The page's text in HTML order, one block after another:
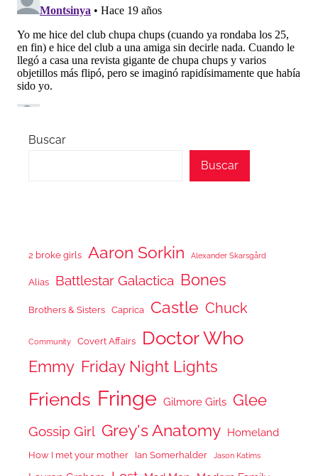
Buscar
Buscar
2 broke girls Aaron Sorkin Alexander Skarsgård
Alias Battlestar Galactica Bones
Brothers & Sisters Caprica Castle Chuck
Community Covert Affairs Doctor Who
Emmy Friday Night Lights
Friends Fringe Gilmore Girls Glee
Gossip Girl Grey's Anatomy Homeland
How I met your mother Ian Somerhalder Jason Katims